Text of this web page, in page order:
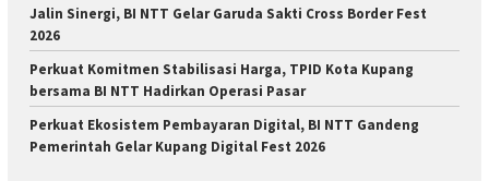
Jalin Sinergi, BI NTT Gelar Garuda Sakti Cross Border Fest
2026
Perkuat Komitmen Stabilisasi Harga, TPID Kota Kupang
bersama BI NTT Hadirkan Operasi Pasar
Perkuat Ekosistem Pembayaran Digital, BI NTT Gandeng
Pemerintah Gelar Kupang Digital Fest 2026